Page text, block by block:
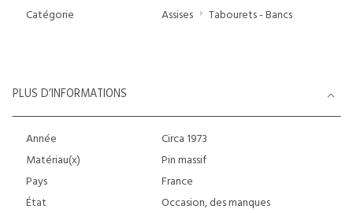
Catégorie
Assises Tabourets - Bancs
PLUS D’INFORMATIONS
Année
Circa 1973
Matériau(x)
Pin massif
Pays
France
État
Occasion, des manques